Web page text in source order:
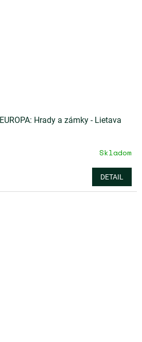
Hrady a zámky - Lietava
Skladom
DETAIL